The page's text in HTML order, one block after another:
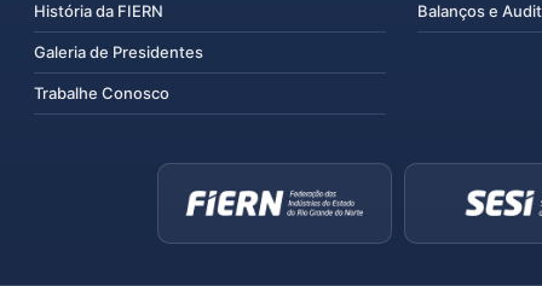
História da FIERN
Galeria de Presidentes
Trabalhe Conosco
Balanços e